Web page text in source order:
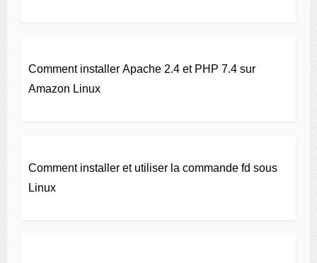
Comment installer Apache 2.4 et PHP 7.4 sur
Amazon Linux
Comment installer et utiliser la commande fd sous
Linux